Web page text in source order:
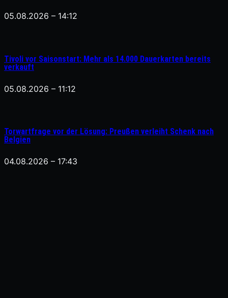
05.08.2026 – 14:12
Tivoli vor Saisonstart: Mehr als 14.000 Dauerkarten bereits
verkauft
05.08.2026 – 11:12
Torwartfrage vor der Lösung: Preußen verleiht Schenk nach
Belgien
04.08.2026 – 17:43